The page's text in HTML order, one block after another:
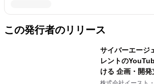
この発行者のリリース
サイバーエージ
レントの
ける 企画・開